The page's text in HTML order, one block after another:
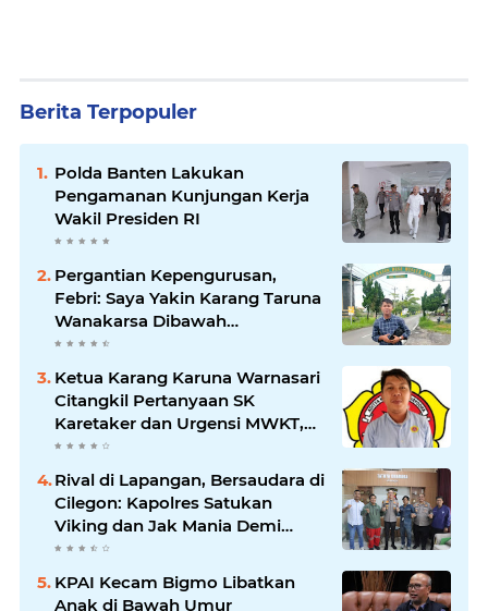
Berita Terpopuler
Polda Banten Lakukan
Pengamanan Kunjungan Kerja
Wakil Presiden RI
Pergantian Kepengurusan,
Febri: Saya Yakin Karang Taruna
Wanakarsa Dibawah
Kepemimpinan Bung Entus
Ketua Karang Karuna Warnasari
Citangkil Pertanyaan SK
Karetaker dan Urgensi MWKT,
Saat Suasana Berduka
Rival di Lapangan, Bersaudara di
Cilegon: Kapolres Satukan
Viking dan Jak Mania Demi
Nobar Damai Piala Presiden
KPAI Kecam Bigmo Libatkan
Anak di Bawah Umur